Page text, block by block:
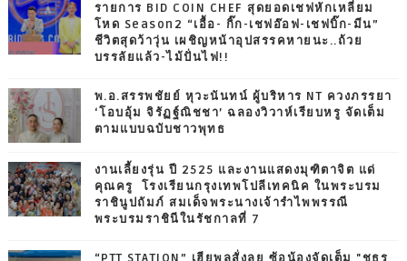
รายการ BID COIN CHEF สุดยอดเชฟหักเหลี่ยม
โหด Season2 “เอื้อ- กิ๊ก-เชฟอ๊อฟ-เชฟบิ๊ก-มีน”
ชีวิตสุดว้าวุ่น เผชิญหน้าอุปสรรคหายนะ..ถ้วย
บรรลัยแล้ว-ไม้ปั่นไฟ!!
พ.อ.สรรพชัยย์ หุวะนันทน์ ผู้บริหาร NT ควงภรรยา
‘โอบอุ้ม จิรัฏฐ์ณิชชา’ ฉลองวิวาห์เรียบหรู จัดเต็ม
ตามแบบฉบับชาวพุทธ
งานเลี้ยงรุ่น ปี 2525 และงานแสดงมุฑิตาจิต แด่
คุณครู โรงเรียนกรุงเทพโปลีเทคนิค ในพระบรม
ราชินูปถัมภ์ สมเด็จพระนางเจ้ารำไพพรรณี
พระบรมราชินีในรัชกาลที่ 7